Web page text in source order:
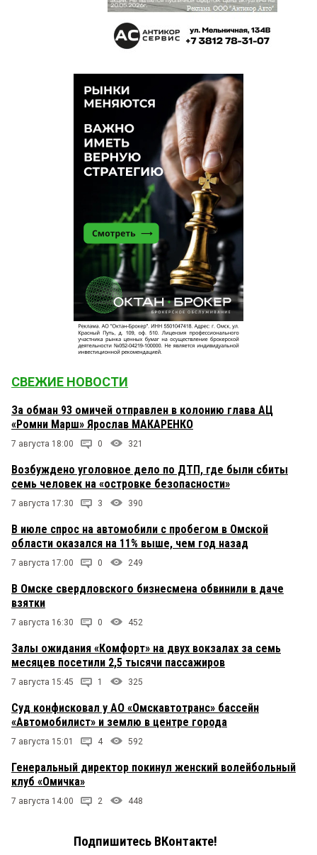
СВЕЖИЕ НОВОСТИ
За обман 93 омичей отправлен в колонию глава АЦ
«Ромни Марш» Ярослав МАКАРЕНКО
7 августа 18:00 0 321
Возбуждено уголовное дело по ДТП, где были сбиты
семь человек на «островке безопасности»
7 августа 17:30 3 390
В июле спрос на автомобили с пробегом в Омской
области оказался на 11% выше, чем год назад
7 августа 17:00 0 249
В Омске свердловского бизнесмена обвинили в даче
взятки
7 августа 16:30 0 452
Залы ожидания «Комфорт» на двух вокзалах за семь
месяцев посетили 2,5 тысячи пассажиров
7 августа 15:45 1 325
Суд конфисковал у АО «Омскавтотранс» бассейн
«Автомобилист» и землю в центре города
7 августа 15:01 4 592
Генеральный директор покинул женский волейбольный
клуб «Омичка»
7 августа 14:00 2 448
Подпишитесь ВКонтакте!